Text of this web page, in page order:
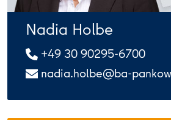
Nadia Holbe
+49 30 90295-6700
nadia.holbe@ba-